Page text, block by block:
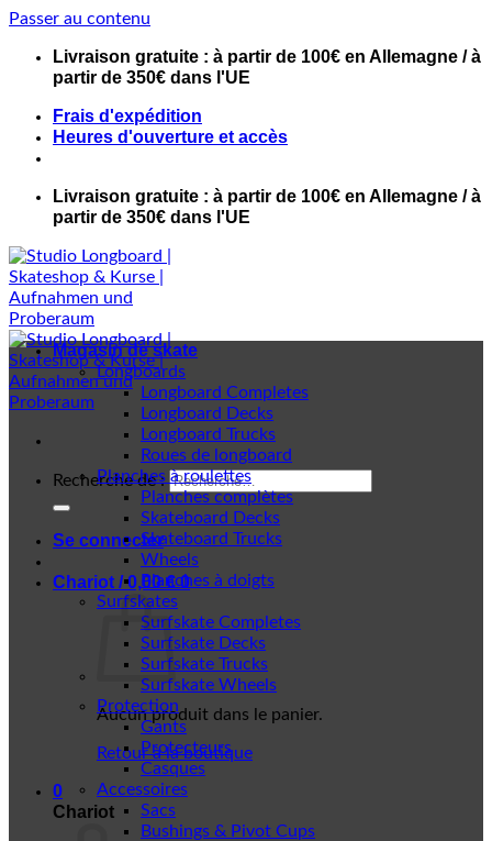
Passer au contenu
Livraison gratuite : à partir de 100€ en Allemagne / à
partir de 350€ dans l'UE
Frais d'expédition
Heures d'ouverture et accès
Livraison gratuite : à partir de 100€ en Allemagne / à
partir de 350€ dans l'UE
Recherche de :
Se connecter
Chariot /0,00€ 0
Aucun produit dans le panier.
Retour à la boutique
0
Chariot
Magasin de skate
Longboards
Longboard Completes
Longboard Decks
Longboard Trucks
Roues de longboard
Planches à roulettes
Planches complètes
Skateboard Decks
Skateboard Trucks
Wheels
Planches à doigts
Surfskates
Surfskate Completes
Surfskate Decks
Surfskate Trucks
Surfskate Wheels
Protection
Gants
Protecteurs
Casques
Accessoires
Sacs
Bushings & Pivot Cups